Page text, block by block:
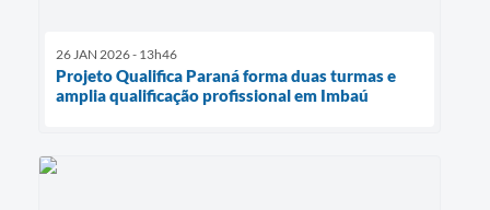
26 JAN 2026 - 13h46
Projeto Qualifica Paraná forma duas turmas e
amplia qualificação profissional em Imbaú